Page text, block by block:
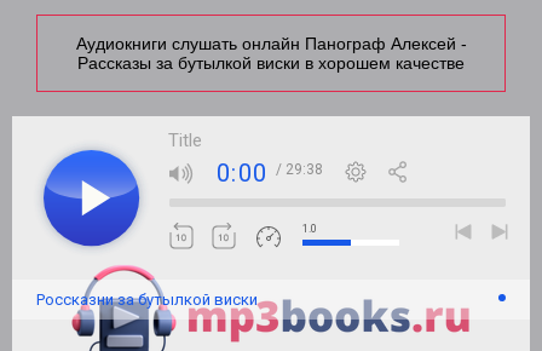
Аудиокниги слушать онлайн Панограф Алексей -
Рассказы за бутылкой виски в хорошем качестве
Title
0:00 / 29:38
1.0
Россказни за бутылкой виски